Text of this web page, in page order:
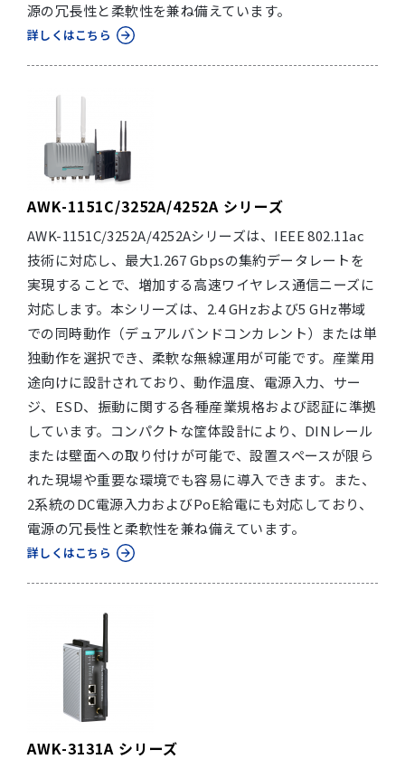
源の冗長性と柔軟性を兼ね備えています。
詳しくはこちら
AWK-1151C/3252A/4252A シリーズ
AWK-1151C/3252A/4252Aシリーズは、IEEE 802.11ac
技術に対応し、最大1.267 Gbpsの集約データレートを
実現することで、増加する高速ワイヤレス通信ニーズに
対応します。本シリーズは、2.4 GHzおよび5 GHz帯域
での同時動作（デュアルバンドコンカレント）または単
独動作を選択でき、柔軟な無線運用が可能です。産業用
途向けに設計されており、動作温度、電源入力、サー
ジ、ESD、振動に関する各種産業規格および認証に準拠
しています。コンパクトな筐体設計により、DINレール
または壁面への取り付けが可能で、設置スペースが限ら
れた現場や重要な環境でも容易に導入できます。また、
2系統のDC電源入力およびPoE給電にも対応しており、
電源の冗長性と柔軟性を兼ね備えています。
詳しくはこちら
AWK-3131A シリーズ